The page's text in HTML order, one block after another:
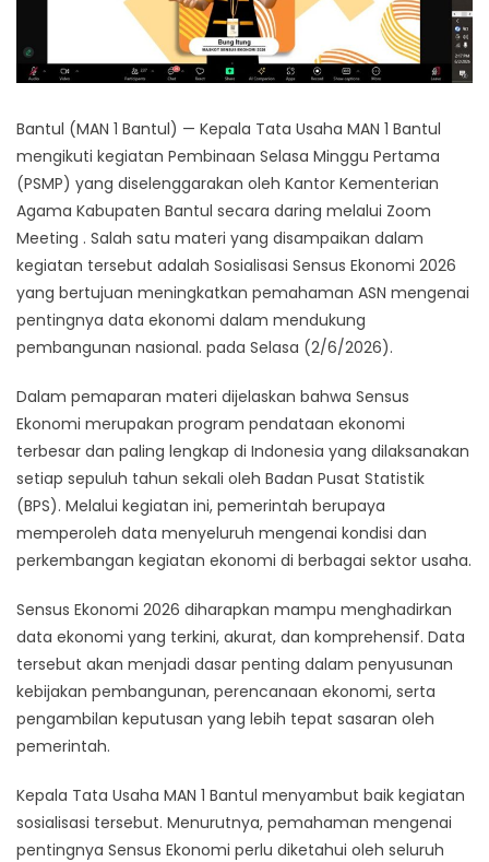
Bantul (MAN 1 Bantul) — Kepala Tata Usaha MAN 1 Bantul
mengikuti kegiatan Pembinaan Selasa Minggu Pertama
(PSMP) yang diselenggarakan oleh Kantor Kementerian
Agama Kabupaten Bantul secara daring melalui Zoom
Meeting . Salah satu materi yang disampaikan dalam
kegiatan tersebut adalah Sosialisasi Sensus Ekonomi 2026
yang bertujuan meningkatkan pemahaman ASN mengenai
pentingnya data ekonomi dalam mendukung
pembangunan nasional. pada Selasa (2/6/2026).
Dalam pemaparan materi dijelaskan bahwa Sensus
Ekonomi merupakan program pendataan ekonomi
terbesar dan paling lengkap di Indonesia yang dilaksanakan
setiap sepuluh tahun sekali oleh Badan Pusat Statistik
(BPS). Melalui kegiatan ini, pemerintah berupaya
memperoleh data menyeluruh mengenai kondisi dan
perkembangan kegiatan ekonomi di berbagai sektor usaha.
Sensus Ekonomi 2026 diharapkan mampu menghadirkan
data ekonomi yang terkini, akurat, dan komprehensif. Data
tersebut akan menjadi dasar penting dalam penyusunan
kebijakan pembangunan, perencanaan ekonomi, serta
pengambilan keputusan yang lebih tepat sasaran oleh
pemerintah.
Kepala Tata Usaha MAN 1 Bantul menyambut baik kegiatan
sosialisasi tersebut. Menurutnya, pemahaman mengenai
pentingnya Sensus Ekonomi perlu diketahui oleh seluruh